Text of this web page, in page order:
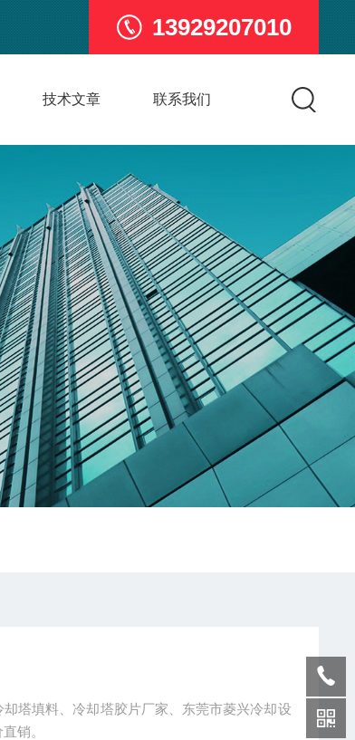
13929207010
技术文章 联系我们
塔填料、冷却塔胶片厂家、东莞市菱兴冷却设
销。